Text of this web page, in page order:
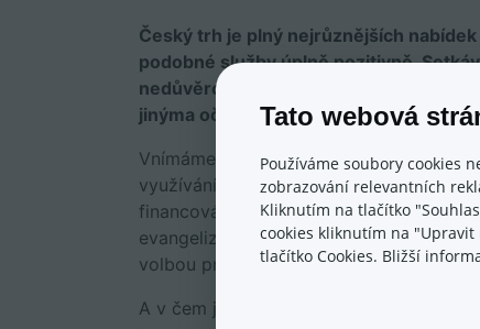
Český trh je plný nejrůznějších
podobné služby úplně pozitivně.
nedůvěrou? A co je podle vás
jinýma očima?
Vnímáme, že na trhu jsou finanční
využíváním externího financování. Ve
financování, ale najdou se i pochybné
evangelizace trhu a vysvětlení, že
volbou pro růst byznysu.
A v čem je Lemonero jiné a inovativní?
Tato webová
Používáme soubory cookies
zobrazování relevantních
Kliknutím na tlačítko
cookies kliknutím na
tlačítko Cookies. Bližší